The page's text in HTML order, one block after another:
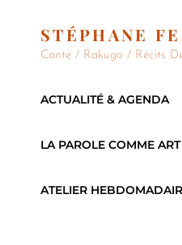
STÉPHANE
Conte / Rakugo / Récits
ACTUALITÉ & AGENDA
LA PAROLE COMME
ATELIER